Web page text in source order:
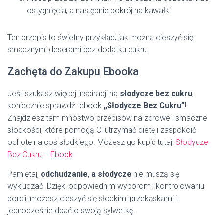
ostygnięcia, a następnie pokrój na kawałki.
Ten przepis to świetny przykład, jak można cieszyć się
smacznymi deserami bez dodatku cukru.
Zachęta do Zakupu Ebooka
Jeśli szukasz więcej inspiracji na słodycze bez cukru,
koniecznie sprawdź ebook „Słodycze Bez Cukru”!
Znajdziesz tam mnóstwo przepisów na zdrowe i smaczne
słodkości, które pomogą Ci utrzymać dietę i zaspokoić
ochotę na coś słodkiego. Możesz go kupić tutaj: Słodycze
Bez Cukru – Ebook.
Pamiętaj, odchudzanie, a słodycze nie muszą się
wykluczać. Dzięki odpowiednim wyborom i kontrolowaniu
porcji, możesz cieszyć się słodkimi przekąskami i
jednocześnie dbać o swoją sylwetkę.